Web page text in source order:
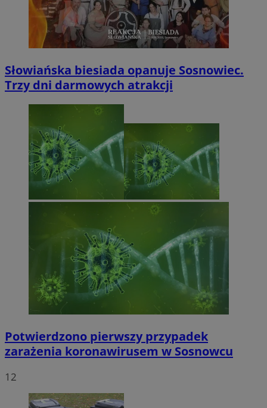
Słowiańska biesiada opanuje Sosnowiec.
Trzy dni darmowych atrakcji
Potwierdzono pierwszy przypadek
zarażenia koronawirusem w Sosnowcu
12